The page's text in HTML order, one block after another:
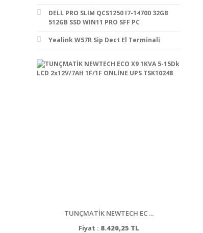
DELL PRO SLIM QCS1250 I7-14700 32GB
512GB SSD WIN11 PRO SFF PC
Yealink W57R Sip Dect El Terminali
TUNÇMATİK NEWTECH EC ...
Fiyat : 8.420,25 TL